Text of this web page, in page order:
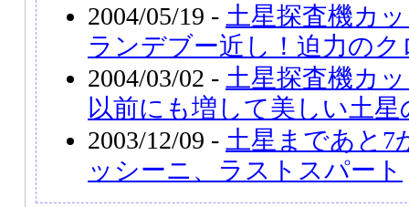
2004/05/19 - 土星探査機カ
ランデブー近し！迫力の
2004/03/02 - 土星探査機カ
以前にも増して美しい土
2003/12/09 - 土星まであと7
ッシーニ、ラストスパート